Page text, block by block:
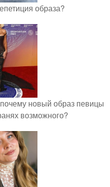
образа?
новый образ певицы
возможного?